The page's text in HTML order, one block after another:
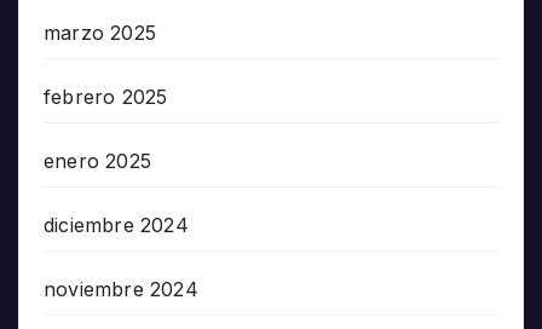
marzo 2025
febrero 2025
enero 2025
diciembre 2024
noviembre 2024